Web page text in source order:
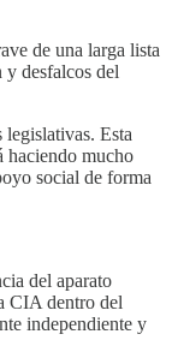
de una larga lista
y desfalcos del
legislativas. Esta
haciendo mucho
social de forma
del aparato
CIA dentro del
independiente y